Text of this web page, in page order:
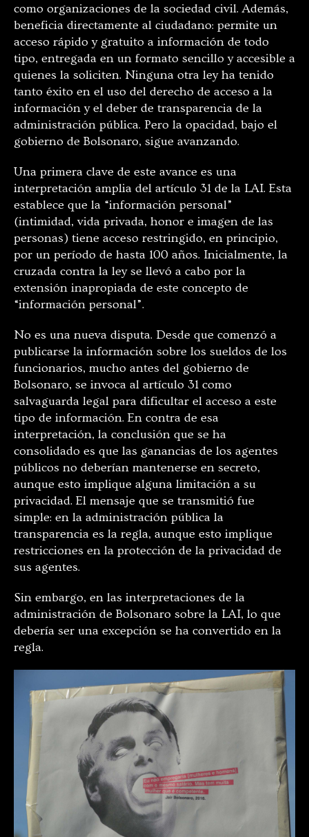
como organizaciones de la sociedad civil. Además,
beneficia directamente al ciudadano: permite un
acceso rápido y gratuito a información de todo
tipo, entregada en un formato sencillo y accesible a
quienes la soliciten. Ninguna otra ley ha tenido
tanto éxito en el uso del derecho de acceso a la
información y el deber de transparencia de la
administración pública. Pero la opacidad, bajo el
gobierno de Bolsonaro, sigue avanzando.
Una primera clave de este avance es una
interpretación amplia del artículo 31 de la LAI. Esta
establece que la “información personal”
(intimidad, vida privada, honor e imagen de las
personas) tiene acceso restringido, en principio,
por un período de hasta 100 años. Inicialmente, la
cruzada contra la ley se llevó a cabo por la
extensión inapropiada de este concepto de
“información personal”.
No es una nueva disputa. Desde que comenzó a
publicarse la información sobre los sueldos de los
funcionarios, mucho antes del gobierno de
Bolsonaro, se invoca al artículo 31 como
salvaguarda legal para dificultar el acceso a este
tipo de información. En contra de esa
interpretación, la conclusión que se ha
consolidado es que las ganancias de los agentes
públicos no deberían mantenerse en secreto,
aunque esto implique alguna limitación a su
privacidad. El mensaje que se transmitió fue
simple: en la administración pública la
transparencia es la regla, aunque esto implique
restricciones en la protección de la privacidad de
sus agentes.
Sin embargo, en las interpretaciones de la
administración de Bolsonaro sobre la LAI, lo que
debería ser una excepción se ha convertido en la
regla.